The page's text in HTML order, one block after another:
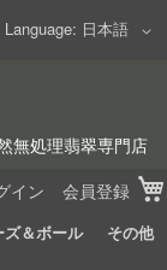
Language
日本語
イン 会員登録
無処理翡翠専門店
ズ＆ボール その他